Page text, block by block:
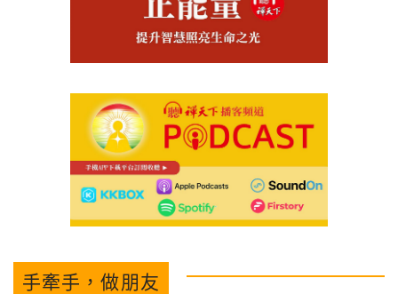
手牽手，做朋友